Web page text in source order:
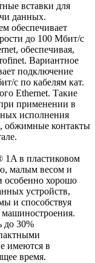
вставки для
данных.
обеспечивает
до 100 Мбит/с
обеспечивая,
Вариантное
подключение
с по кабелям кат.
Ethernet. Такие
применении в
исполнения
обжимные контакты
1A в пластиковом
малым весом и
особенно хорошо
устройств,
и способствуя
до 30%
имеются в
время.